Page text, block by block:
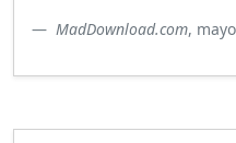
MadDownload.com,